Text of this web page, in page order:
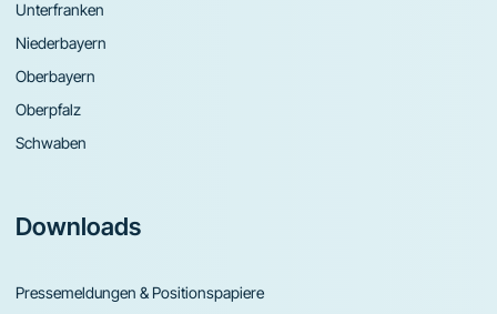
Unterfranken
Niederbayern
Oberbayern
Oberpfalz
Schwaben
Downloads
Pressemeldungen & Positionspapiere